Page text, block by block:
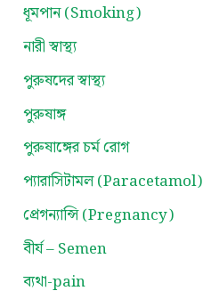
ধূমপান (Smoking)
নারী স্বাস্থ্য
পুরুষদের স্বাস্থ্য
পুরুষাঙ্গ
পুরুষাঙ্গের চর্ম রোগ
প্যারাসিটামল (Paracetamol)
প্রেগন্যান্সি (Pregnancy)
বীর্য – Semen
ব্যথা-pain